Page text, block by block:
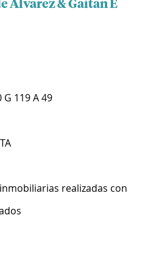
Alvarez & Gaitan E
G 119 A 49
realizadas con